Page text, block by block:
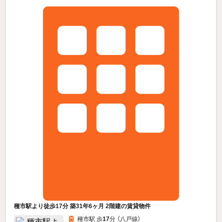
種市駅より徒歩17分 築31年6ヶ月 2階建の賃貸物件
種市駅 歩17分 （八戸線）